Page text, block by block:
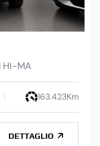
HI-MA
163.423Km
DETTAGLIO